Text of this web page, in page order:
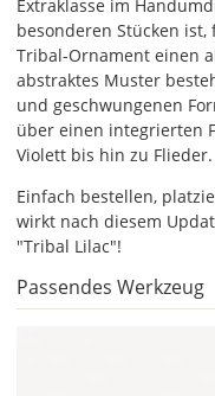
Set
erhältst
Du
den
Autoaufkleber
1x
normal
und
1x
gespiegelt.
Im
2er-
Passendes Werkzeug
Extraklasse im
besonderen Stücken
Tribal-Ornament einen
abstraktes Muster
und geschwungenen
über einen integrierten
Violett bis hin zu Flieder.
Einfach bestellen,
wirkt nach diesem
"Tribal Lilac"!